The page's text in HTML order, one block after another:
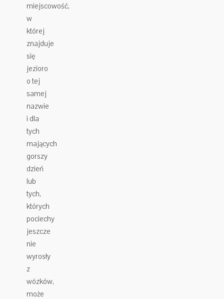
miejscowość,
w
której
znajduje
się
jezioro
o tej
samej
nazwie
i dla
tych
mających
gorszy
dzień
lub
tych,
których
pociechy
jeszcze
nie
wyrosły
z
wózków,
może